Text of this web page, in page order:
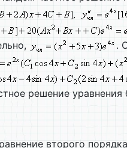
.
решение уравнения
второго